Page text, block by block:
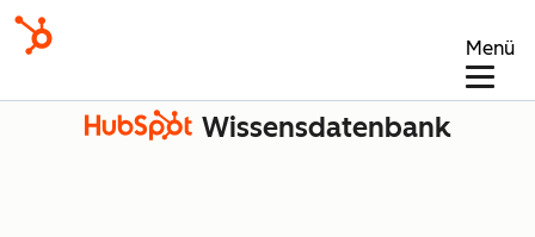
Menü
Wissensdatenbank